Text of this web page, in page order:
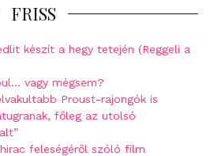
FRISS
készít a hegy tetején (Reggeli a
vagy mégsem?
Proust-rajongók is
főleg az utolsó
feleségéről szóló film